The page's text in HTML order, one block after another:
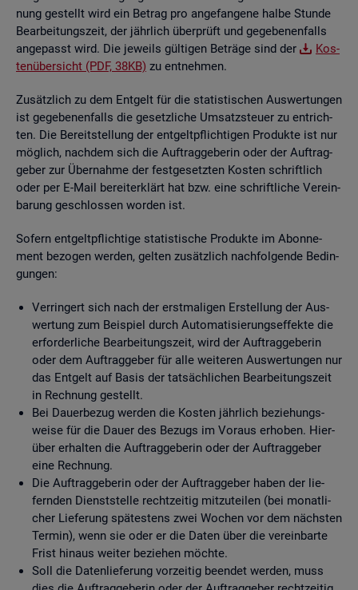
nung ge­stellt wird ein Be­trag pro an­ge­fan­ge­ne halbe Stun­de
Be­ar­bei­tungs­zeit, der jähr­lich über­prüft und ge­ge­be­nen­falls
an­ge­passt wird. Die je­weils gül­ti­gen Be­trä­ge sind der
Kos­
ten­über­sicht (PDF, 38KB) zu ent­neh­men.
Zu­sätz­lich zu dem Ent­gelt für die sta­tis­ti­schen Aus­wer­tun­gen
ist ge­ge­be­nen­falls die ge­setz­li­che Um­satz­steu­er zu ent­rich­
ten. Die Be­reit­stel­lung der ent­gelt­pflich­ti­gen Pro­duk­te ist nur
mög­lich, nach­dem sich die Auf­trag­ge­be­rin oder der Auf­trag­
ge­ber zur Über­nah­me der fest­ge­setz­ten Kos­ten schrift­lich
oder per E-Mail be­reit­er­klärt hat bzw. eine schrift­li­che Ver­ein­
ba­rung ge­schlos­sen wor­den ist.
So­fern ent­gelt­pflich­ti­ge sta­tis­ti­sche Pro­duk­te im Abon­ne­
ment be­zo­gen wer­den, gel­ten zu­sätz­lich nach­fol­gen­de Be­din­
gun­gen:
Ver­rin­gert sich nach der erst­ma­li­gen Er­stel­lung der Aus­
wer­tung zum Bei­spiel durch Au­to­ma­ti­sie­rungs­ef­fek­te die
er­for­der­li­che Be­ar­bei­tungs­zeit, wird der Auf­trag­ge­be­rin
oder dem Auf­trag­ge­ber für alle wei­te­ren Aus­wer­tun­gen nur
das Ent­gelt auf Basis der tat­säch­li­chen Be­ar­bei­tungs­zeit
in Rech­nung ge­stellt.
Bei Dau­er­be­zug wer­den die Kos­ten jähr­lich be­zie­hungs­
wei­se für die Dauer des Be­zugs im Vor­aus er­ho­ben. Hier­
über er­hal­ten die Auf­trag­ge­be­rin oder der Auf­trag­ge­ber
eine Rech­nung.
Die Auf­trag­ge­be­rin oder der Auf­trag­ge­ber haben der lie­
fern­den Dienst­stel­le recht­zei­tig mit­zu­tei­len (bei mo­nat­li­
cher Lie­fe­rung spä­tes­tens zwei Wo­chen vor dem nächs­ten
Ter­min), wenn sie oder er die Daten über die ver­ein­bar­te
Frist hin­aus wei­ter be­zie­hen möch­te.
Soll die Da­ten­lie­fe­rung vor­zei­tig be­en­det wer­den, muss